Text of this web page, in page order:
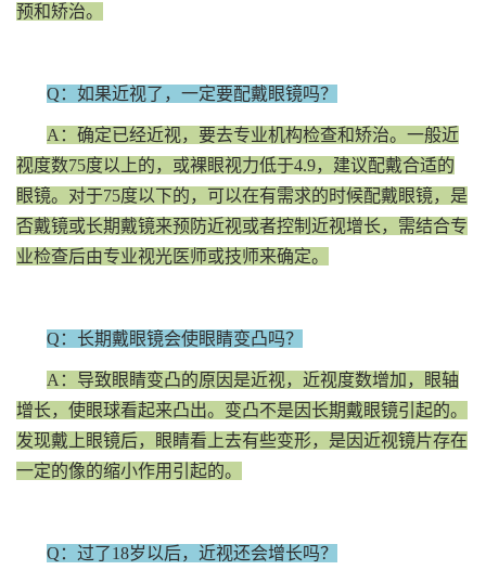
预和矫治。
Q：如果近视了，一定要配戴眼镜吗？
A：确定已经近视，要去专业机构检查和矫治。一般近
视度数75度以上的，或裸眼视力低于4.9，建议配戴合适的
眼镜。对于75度以下的，可以在有需求的时候配戴眼镜，是
否戴镜或长期戴镜来预防近视或者控制近视增长，需结合专
业检查后由专业视光医师或技师来确定。
Q：长期戴眼镜会使眼睛变凸吗？
A：导致眼睛变凸的原因是近视，近视度数增加，眼轴
增长，使眼球看起来凸出。变凸不是因长期戴眼镜引起的。
发现戴上眼镜后，眼睛看上去有些变形，是因近视镜片存在
一定的像的缩小作用引起的。
Q：过了18岁以后，近视还会增长吗？